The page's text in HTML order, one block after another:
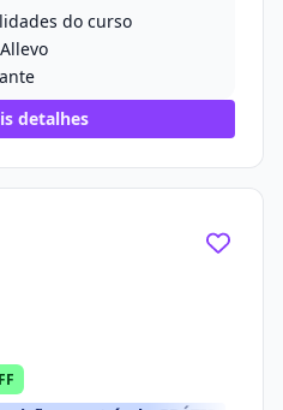
do curso
detalhes